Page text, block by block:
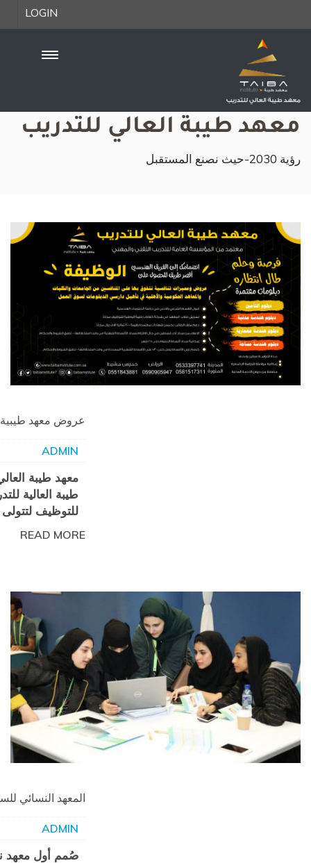
LOGIN
معهد طيبة العالي للتدريب
رؤية 2030-حيث نصنع المستقبل
عروض معهد طيبية
ADMIN
معهد طيبة
طيبة العالية
للتوظيف
READ MORE
المعهد النسائي
ADMIN
صُمم أول معهد